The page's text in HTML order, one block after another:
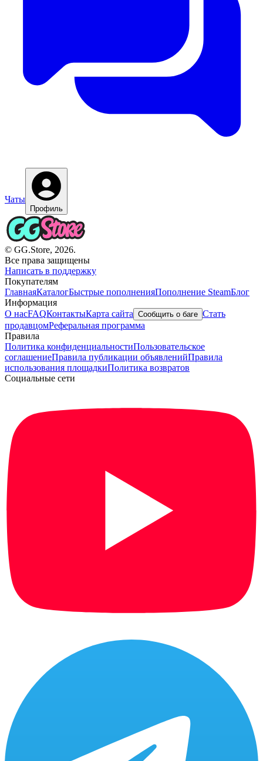
Чаты
Профиль
© GG.Store, 2026.
Все права защищены
Написать в поддержку
Покупателям
ГлавнаяКаталогБыстрые пополненияПополнение SteamБлог
Информация
О насFAQКонтактыКарта сайта Сообщить о баге Стать
продавцомРеферальная программа
Правила
Политика конфиденциальностиПользовательское
соглашениеПравила публикации объявленийПравила
использования площадкиПолитика возвратов
Социальные сети